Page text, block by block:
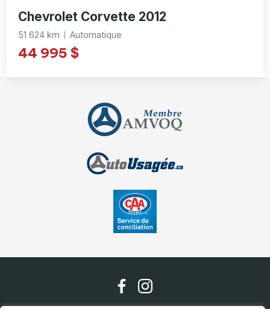
Chevrolet Corvette 2012
51 624 km Automatique
44 995 $